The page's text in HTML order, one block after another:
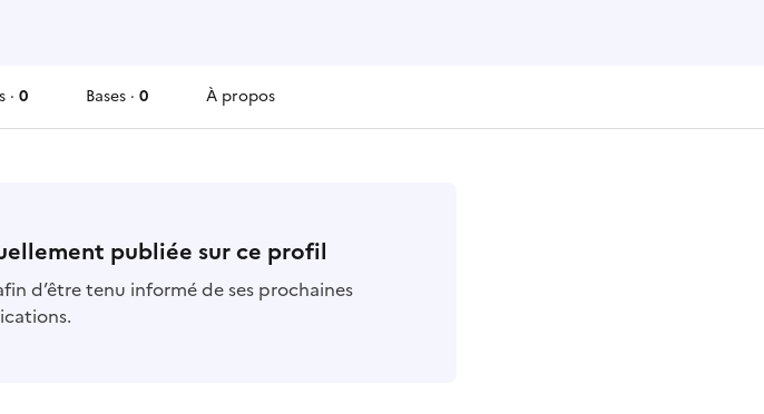
· 0
Bases · 0
À propos
publiée sur ce profil
d’être tenu informé de ses prochaines